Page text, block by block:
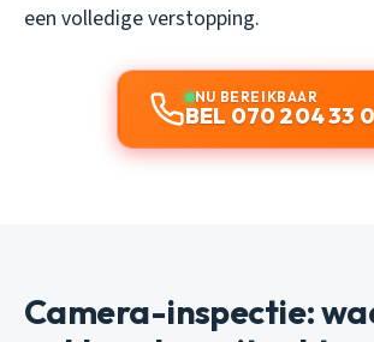
een volledige verstopping.
NU BEREIKBAAR
BEL 070 204 33
Camera-inspectie: